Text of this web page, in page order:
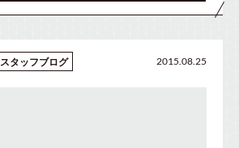
スタッフブログ 2015.08.25